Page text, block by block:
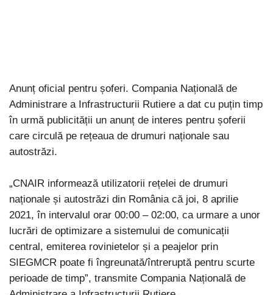
Anunț oficial pentru șoferi. Compania Națională de
Administrare a Infrastructurii Rutiere a dat cu puțin timp
în urmă publicității un anunț de interes pentru șoferii
care circulă pe rețeaua de drumuri naționale sau
autostrăzi.
„CNAIR informează utilizatorii rețelei de drumuri
naționale și autostrăzi din România că joi, 8 aprilie
2021, în intervalul orar 00:00 – 02:00, ca urmare a unor
lucrări de optimizare a sistemului de comunicații
central, emiterea rovinietelor și a peajelor prin
SIEGMCR poate fi îngreunată/întreruptă pentru scurte
perioade de timp”, transmite Compania Națională de